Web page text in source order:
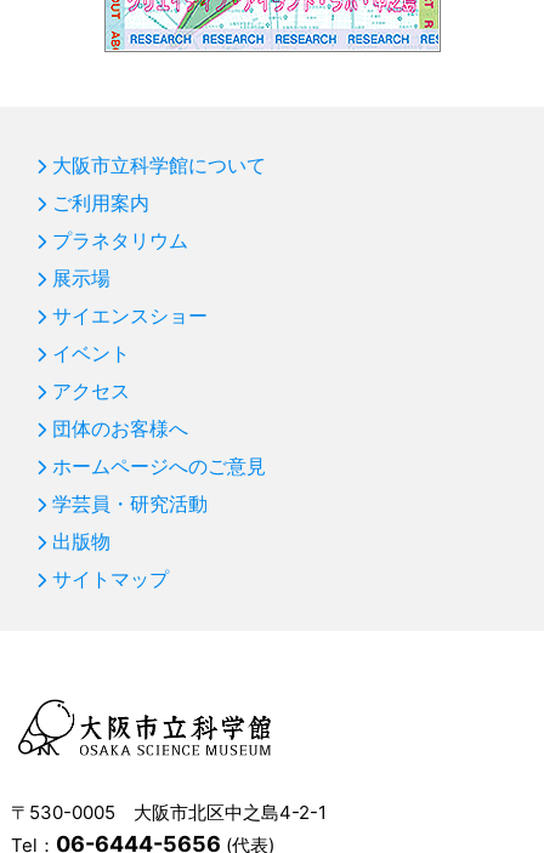
大阪市立科学館について
ご利用案内
プラネタリウム
展示場
サイエンスショー
イベント
アクセス
団体のお客様へ
ホームページへのご意見
学芸員・研究活動
出版物
サイトマップ
〒530-0005 大阪市北区中之島4-2-1
Tel： 06-6444-5656 (代表)